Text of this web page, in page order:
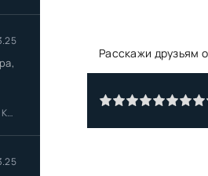
Расскажи друзьям